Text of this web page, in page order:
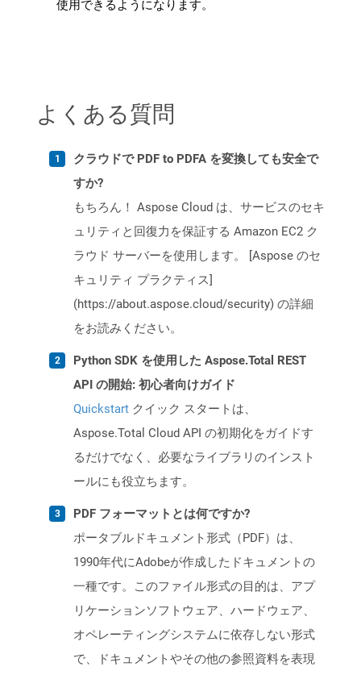
使用できるようになります。
よくある質問
クラウドで PDF to PDFA を変換しても安全で
すか?
もちろん！ Aspose Cloud は、サービスのセキ
ュリティと回復力を保証する Amazon EC2 ク
ラウド サーバーを使用します。 [Aspose のセ
キュリティ プラクティス]
(https://about.aspose.cloud/security) の詳細
をお読みください。
Python SDK を使用した Aspose.Total REST
API の開始: 初心者向けガイド
Quickstart クイック スタートは、
Aspose.Total Cloud API の初期化をガイドす
るだけでなく、必要なライブラリのインスト
ールにも役立ちます。
PDF フォーマットとは何ですか?
ポータブルドキュメント形式（PDF）は、
1990年代にAdobeが作成したドキュメントの
一種です。このファイル形式の目的は、アプ
リケーションソフトウェア、ハードウェア、
オペレーティングシステムに依存しない形式
で、ドキュメントやその他の参照資料を表現